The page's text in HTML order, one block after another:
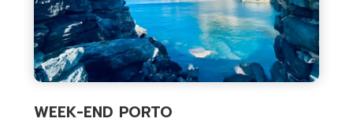
WEEK-END PORTO